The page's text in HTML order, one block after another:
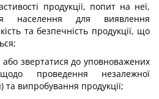
продукції, попит на неї,
населення для виявлення
та безпечність продукції, що
звертатися до уповноважених
проведення незалежної
та випробування продукції;